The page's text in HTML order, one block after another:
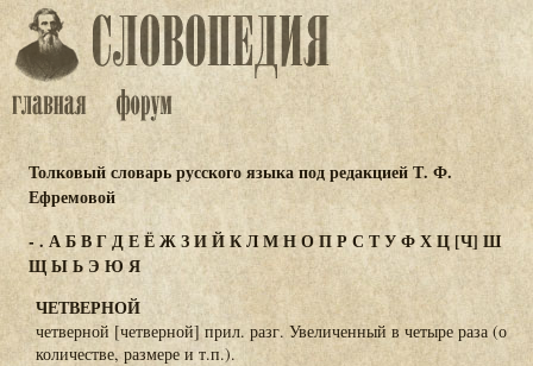
Толковый словарь русского языка под редакцией Т. Ф.
Ефремовой
- . АБВГДЕЁЖЗИЙКЛМНОПР С ТУФХЦ [Ч] Ш
ЩЫЬЭ ЮЯ
ЧЕТВЕРНОЙ
четверной [четверной] прил. разг. Увеличенный в четыре раза (о
количестве, размере и т.п.).